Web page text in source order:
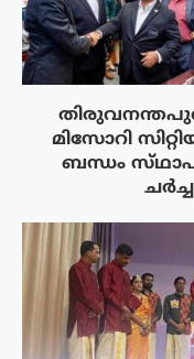
മിസോറി
ബന്ധം